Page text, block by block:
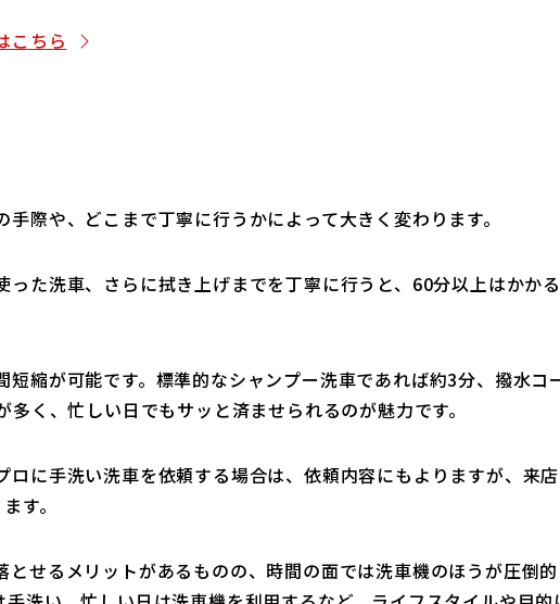
こちら
際や、どこまで丁寧に行うかによって大きく変わります。
た洗車、さらに拭き上げまでを丁寧に行うと、60分以上はかか
縮が可能です。標準的なシャンプー洗車であれば約3分、撥水コ
く、忙しい日でもサッと済ませられるのが魅力です。
ロに手洗い洗車を依頼する場合は、依頼内容にもよりますが、来
す。
せるメリットがあるものの、時間の面では洗車機のほうが圧倒